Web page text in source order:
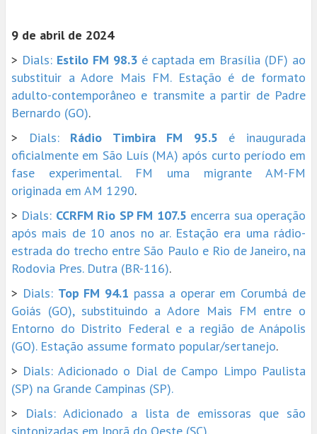
9 de abril de 2024
> Dials: Estilo FM 98.3é captada em Brasília (DF) ao
substituir a Adore Mais FM. Estação é de formato
adulto-contemporâneo e transmite a partir de Padre
Bernardo (GO).
>
Dials: Rádio Timbira FM 95.5 é inaugurada
oficialmente em São Luís (MA) após curto período em
fase experimental. FM uma migrante AM-FM
originada em AM 1290.
> Dials: CCRFM Rio SP FM 107.5 encerra sua operação
após mais de 10 anos no ar. Estação era uma rádio-
estrada do trecho entre São Paulo e Rio de Janeiro, na
Rodovia Pres. Dutra (BR-116).
> Dials: Top FM 94.1 passa a operar em Corumbá de
Goiás (GO), substituindo a Adore Mais FM entre o
Entorno do Distrito Federal e a região de Anápolis
(GO). Estação assume formato popular/sertanejo.
> Dials: Adicionado o Dial de Campo Limpo Paulista
(SP) na Grande Campinas (SP).
> Dials: Adicionado a lista de emissoras que são